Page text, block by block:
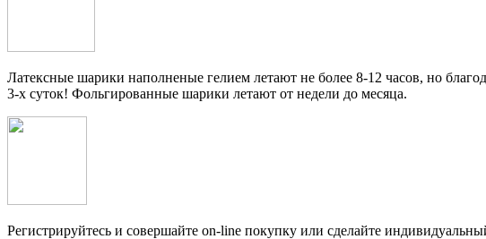
Латексные шарики наполненые гелием летают не более 8-12 часов, но
3-х суток! Фольгированные шарики летают от недели до месяца.
Регистрируйтесь и совершайте on-line покупку или сделайте